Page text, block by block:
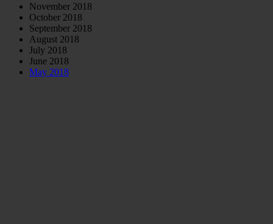
November 2018
October 2018
September 2018
August 2018
July 2018
June 2018
May 2018